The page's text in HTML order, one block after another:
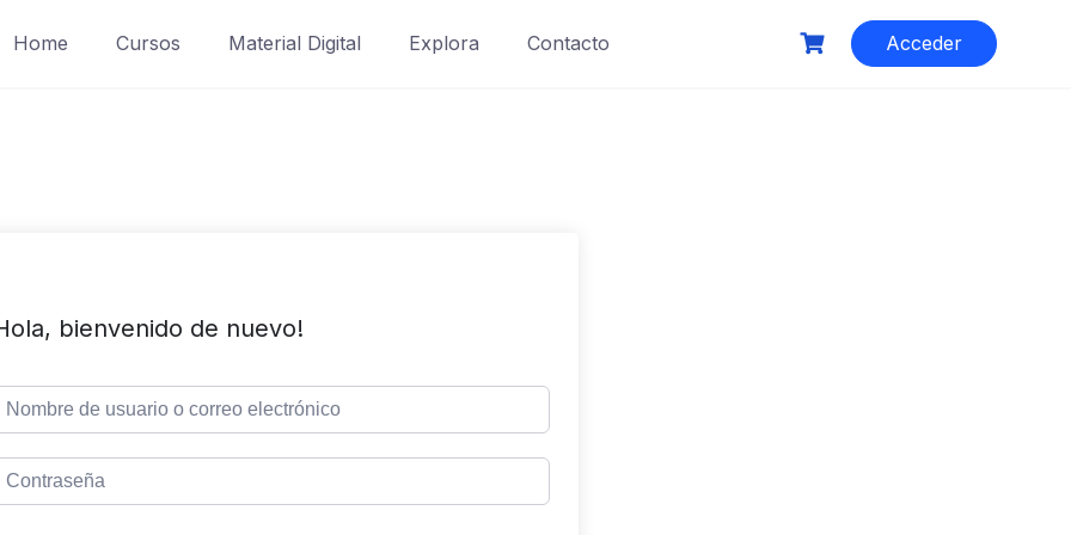
Home Cursos Material Digital Explora Contacto Acceder
bienvenido de nuevo!